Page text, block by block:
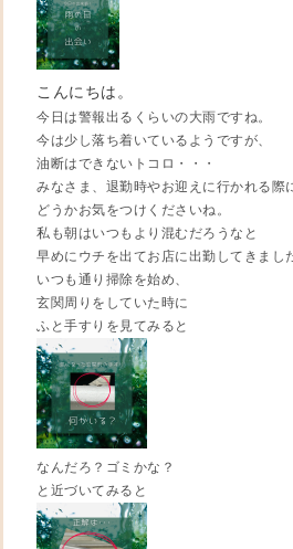
こんにちは。
今日は警報出るくらいの大雨ですね。
今は少し落ち着いているようですが、
油断はできないトコロ・・・
みなさま、退勤時やお迎えに行かれる際
どうかお気をつけくださいね。
私も朝はいつもより混むだろうなと
早めにウチを出てお店に出勤してきまし
いつも通り掃除を始め、
玄関周りをしていた時に
ふと手すりを見てみると
なんだろ？ゴミかな？
と近づいてみると